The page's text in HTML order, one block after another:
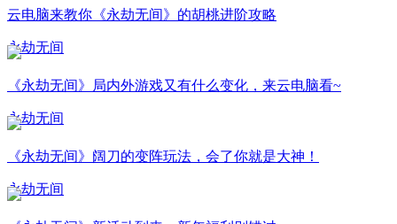
云电脑来教你《永劫无间》的胡桃进阶攻略
永劫无间
《永劫无间》局内外游戏又有什么变化，来云电脑看~
永劫无间
《永劫无间》阔刀的变阵玩法，会了你就是大神！
永劫无间